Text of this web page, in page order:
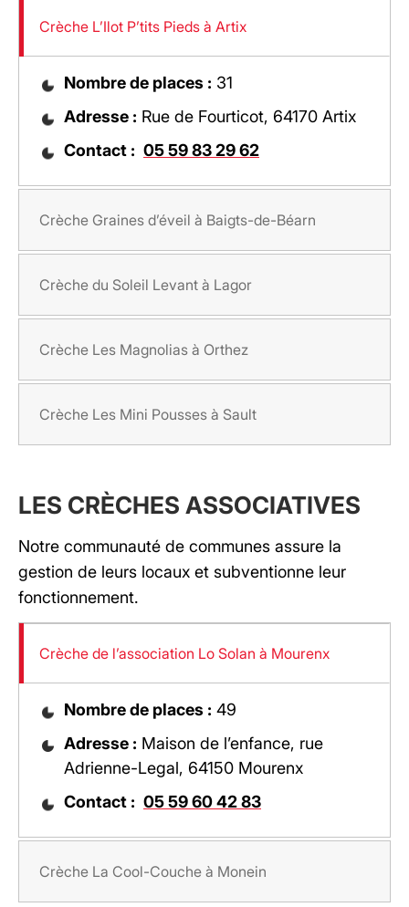
Crèche L’Ilot P’tits Pieds à Artix
Nombre de places : 31
Adresse : Rue de Fourticot, 64170 Artix
Contact : 05 59 83 29 62
Crèche Graines d’éveil à Baigts-de-Béarn
Crèche du Soleil Levant à Lagor
Crèche Les Magnolias à Orthez
Crèche Les Mini Pousses à Sault
LES CRÈCHES ASSOCIATIVES
Notre communauté de communes assure la
gestion de leurs locaux et subventionne leur
fonctionnement.
Crèche de l’association Lo Solan à Mourenx
Nombre de places : 49
Adresse : Maison de l’enfance, rue
Adrienne-Legal, 64150 Mourenx
Contact : 05 59 60 42 83
Crèche La Cool-Couche à Monein